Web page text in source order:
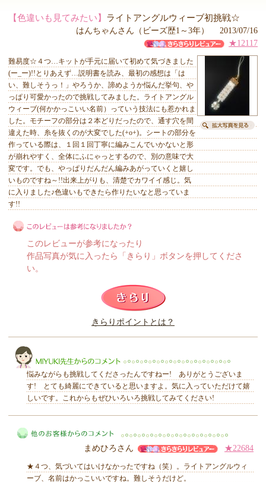
【色違いも見てみたい】 ライトアングルウィーブ初挑戦☆
はんちゃんさん（ビーズ歴1～3年） 2013/07/16
★12117
難易度☆４つ…キットが手元に届いて初めて気づきました
(ー_ー)!!とりあえず…説明書を読み、最初の感想は「は
い、難しそうっ！」やろうか、諦めようか悩んだ挙句、や
っぱり可愛かったので挑戦してみました。ライトアングル
ウィーブ(何かかっこいい名前）っていう技法にも惹かれま
した。モチーフの部分は２本どりだったので、通す穴を間
違えた時、糸を抜くのが大変でした(+o+)。シートの部分を
作っている際は、１回１回丁寧に編みこんでいかないと形
が崩れやすく、全体にふにゃっとするので、別の意味で大
変です。でも、やっぱりだんだん編みあがっていくと嬉し
いものですね～!!出来上がりも、清楚でカワイイ感じ。気
に入りました♪色違いもできたら作りたいなと思っていま
す!!
このレビューは参考になりましたか？
このレビューが参考になったり
作品写真が気に入ったら「きらり」ボタンを押してくださ
い。
きらり
きらりポイントとは？
MIYUKI先生からのコメント
悩みながらも挑戦してくださったんですねー! ありがとうございま
す! とても綺麗にできていると思いますよ。気に入っていただけて嬉
しいです。これからもぜひいろいろ挑戦してみてください!
まめひろさん ★22684
★４つ、気づいてはいけなかったですね（笑）。ライトアングルウィ
ーブ、名前はかっこいいですね。難しそうだけど。